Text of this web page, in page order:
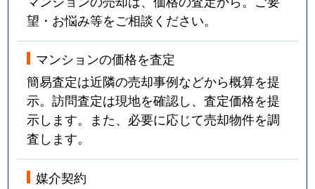
望・お悩み等をご相談ください。
マンションの価格を査定
簡易査定は近隣の売却事例などから概算を提
示。訪問査定は現地を確認し、査定価格を提
示します。また、必要に応じて売却物件を調
査します。
媒介契約